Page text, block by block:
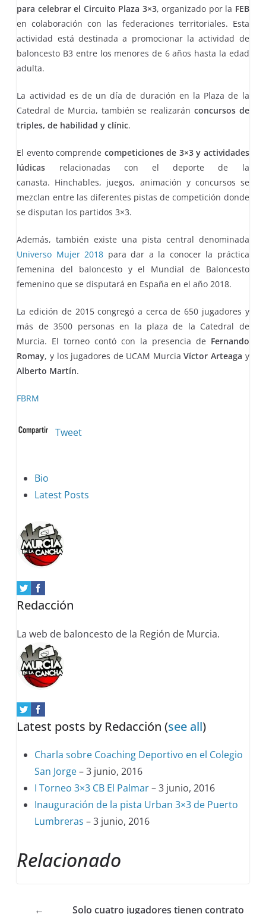
para celebrar el Circuito Plaza 3×3, organizado por la FEB
en colaboración con las federaciones territoriales. Esta
actividad está destinada a promocionar la actividad de
baloncesto B3 entre los menores de 6 años hasta la edad
adulta.
La actividad es de un día de duración en la Plaza de la
Catedral de Murcia, también se realizarán concursos de
triples, de habilidad y clínic.
El evento comprende competiciones de 3×3 y actividades
lúdicas relacionadas con el deporte de la
canasta. Hinchables, juegos, animación y concursos se
mezclan entre las diferentes pistas de competición donde
se disputan los partidos 3×3.
Además, también existe una pista central denominada
Universo Mujer 2018 para dar a la conocer la práctica
femenina del baloncesto y el Mundial de Baloncesto
femenino que se disputará en España en el año 2018.
La edición de 2015 congregó a cerca de 650 jugadores y
más de 3500 personas en la plaza de la Catedral de
Murcia. El torneo contó con la presencia de Fernando
Romay, y los jugadores de UCAM MurciaVíctor Arteaga y
Alberto Martín.
FBRM
Tweet
The
following
tabs
change
content
Bio
Latest Posts
Redacción
La web de baloncesto de la Región de Murcia.
Latest posts by Redacción(see all)
Charla sobre Coaching Deportivo en el Colegio
San Jorge– 3 junio, 2016
I Torneo 3×3 CB El Palmar– 3 junio, 2016
Inauguración de la pista Urban 3×3 de Puerto
Lumbreras – 3 junio, 2016
Relacionado
← Solo cuatro jugadores tienen contrato